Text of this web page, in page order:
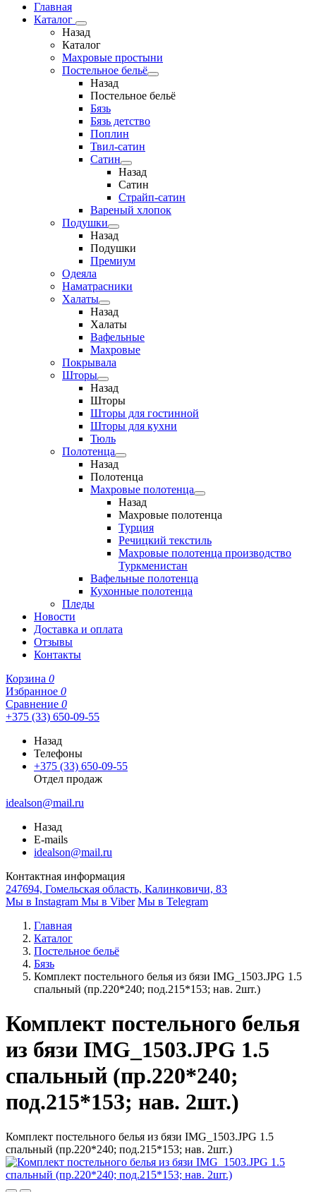
Главная
Каталог
Назад
Каталог
Махровые простыни
Постельное бельё
Назад
Постельное бельё
Бязь
Бязь детство
Поплин
Твил-сатин
Сатин
Назад
Сатин
Страйп-сатин
Вареный хлопок
Подушки
Назад
Подушки
Премиум
Одеяла
Наматрасники
Халаты
Назад
Халаты
Вафельные
Махровые
Покрывала
Шторы
Назад
Шторы
Шторы для гостинной
Шторы для кухни
Тюль
Полотенца
Назад
Полотенца
Махровые полотенца
Назад
Махровые полотенца
Турция
Речицкий текстиль
Махровые полотенца производство
Туркменистан
Вафельные полотенца
Кухонные полотенца
Пледы
Новости
Доставка и оплата
Отзывы
Контакты
Корзина 0
Избранное 0
Сравнение 0
+375 (33) 650-09-55
Назад
Телефоны
+375 (33) 650-09-55
Отдел продаж
idealson@mail.ru
Назад
E-mails
idealson@mail.ru
Контактная информация
247694, Гомельская область, Калинковичи, 83
Мы в Instagram Мы в Viber Мы в Telegram
Главная
Каталог
Постельное бельё
Бязь
Комплект постельного белья из бязи IMG_1503.JPG 1.5
спальный (пр.220*240; под.215*153; нав. 2шт.)
Комплект постельного белья
из бязи IMG_1503.JPG 1.5
спальный (пр.220*240;
под.215*153; нав. 2шт.)
Комплект постельного белья из бязи IMG_1503.JPG 1.5
спальный (пр.220*240; под.215*153; нав. 2шт.)